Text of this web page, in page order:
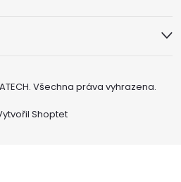
Shoptet
. Všechna práva vyhrazena.